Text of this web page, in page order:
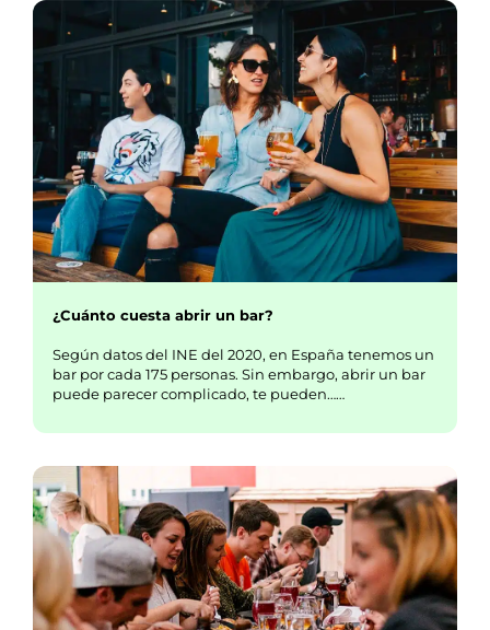
¿Cuánto cuesta abrir un bar?
Según datos del INE del 2020, en España tenemos un
bar por cada 175 personas. Sin embargo, abrir un bar
puede parecer complicado, te pueden……